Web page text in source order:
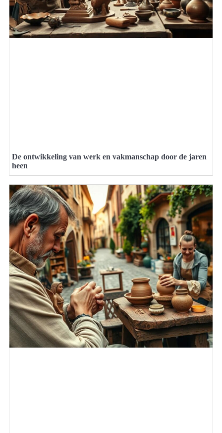
De ontwikkeling van werk en vakmanschap door de jaren
heen